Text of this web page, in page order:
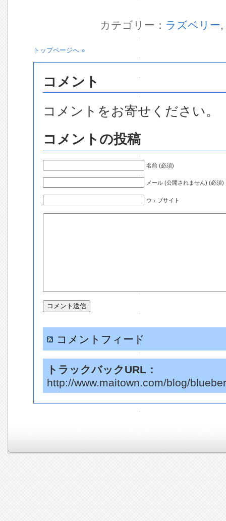
カテゴリー： ラズベリー,
トップページへ »
コメント
コメントをお寄せください。
コメントの投稿
名前 (必須)
メール (公開されません) (必須)
ウェブサイト
コメントフィード
トラックバックURL：
http://www.maitown.com/blog/